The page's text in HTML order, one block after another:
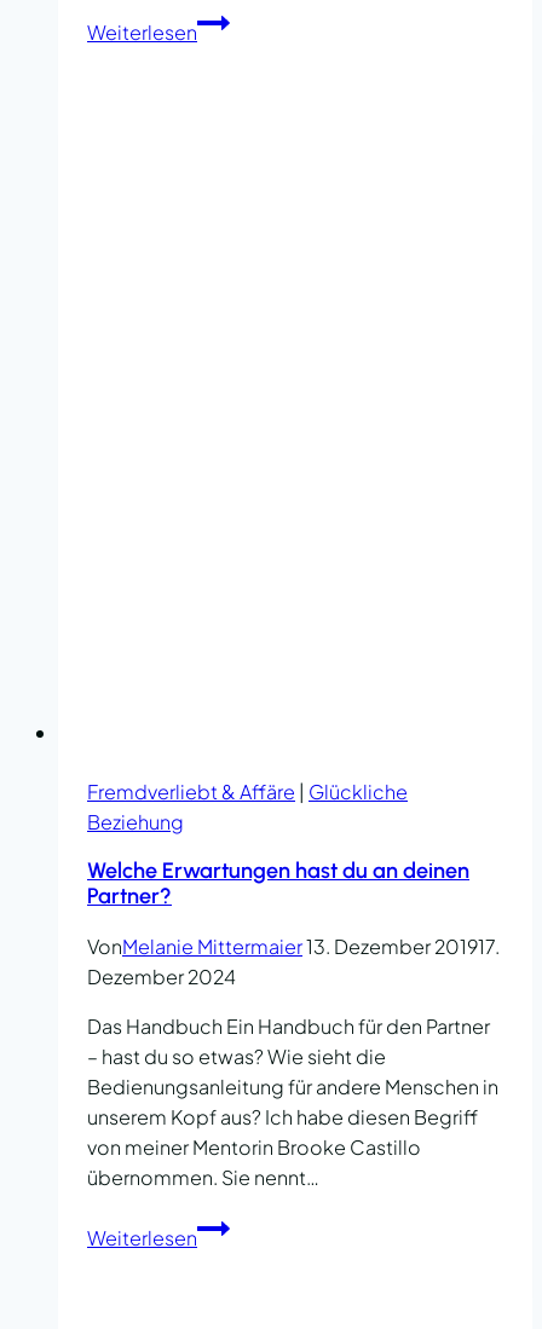
WeiterlesenIntuition
vs.
Fremdverliebt & Affäre | Glückliche
Beziehung
Welche Erwartungen hast du an deinen
Partner?
VonMelanie Mittermaier13. Dezember 201917.
Dezember 2024
Das Handbuch Ein Handbuch für den Partner
– hast du so etwas? Wie sieht die
Bedienungsanleitung für andere Menschen in
unserem Kopf aus? Ich habe diesen Begriff
von meiner Mentorin Brooke Castillo
übernommen. Sie nennt…
WeiterlesenWelche
Erwartungen